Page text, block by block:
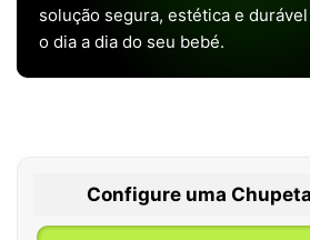
solução segura, estética e
o dia a dia do seu bebé.
Configure uma